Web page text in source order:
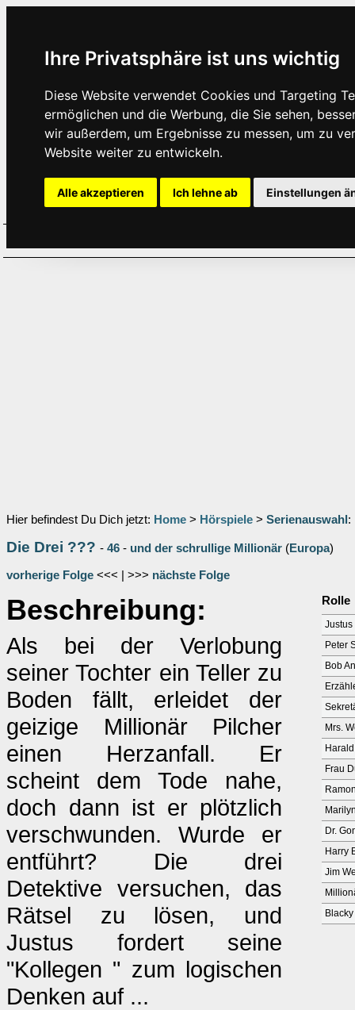
Ihre Privatsphäre ist uns wichtig
Diese Website verwendet Cookies und Targeting
ermöglichen und die Werbung, die Sie sehen,
wir außerdem, um Ergebnisse zu messen, um zu
Website weiter zu entwickeln.
Alle akzeptieren Ich lehne ab Einstellungen
Hier befindest Du Dich jetzt: Home > Hörspiele > Serienauswahl :
Die Drei ??? - 46 - und der schrullige Millionär (Europa)
vorherige Folge <<< | >>> nächste Folge
Beschreibung:
Als bei der Verlobung
seiner Tochter ein Teller zu
Boden fällt, erleidet der
geizige Millionär Pilcher
einen Herzanfall. Er
scheint dem Tode nahe,
doch dann ist er plötzlich
verschwunden. Wurde er
entführt? Die drei
Detektive versuchen, das
Rätsel zu lösen, und
Justus fordert seine
"Kollegen " zum logischen
Denken auf ...
Rolle
Justus
Peter
Bob
Mrs.
Frau
Dr.
Harry
Jim
Blacky